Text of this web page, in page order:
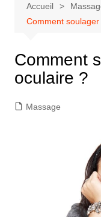
Accueil
Comment
Comment
oculaire ?
Massage